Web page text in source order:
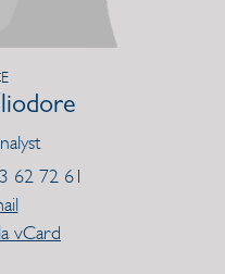
62 72 61
vCard